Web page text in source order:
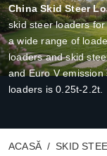
China Skid Steer
skid steer loaders
a wide range of
loaders and skid
and Euro V
loaders is 0.25t-2.2t.
ACASĂ SKID